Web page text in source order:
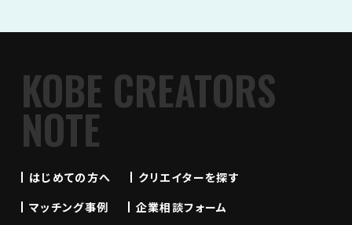
KOBE CREATORS
NOTE
はじめての方へ
クリエイターを探す
マッチング事例
企業相談フォーム